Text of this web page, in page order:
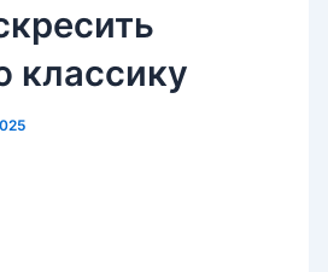
классику